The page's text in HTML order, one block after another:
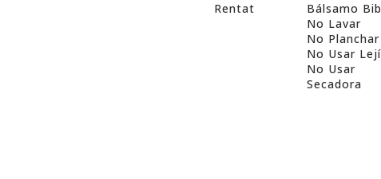
Rentat
Bálsamo
No Lavar
No Planchar
No Usar
No Usar
Secadora